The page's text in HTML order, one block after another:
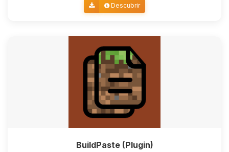
Descubrir
BuildPaste (Plugin)